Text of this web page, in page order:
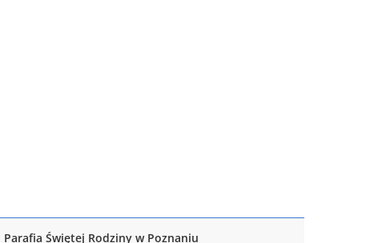
Parafia Świętej Rodziny w Poznaniu